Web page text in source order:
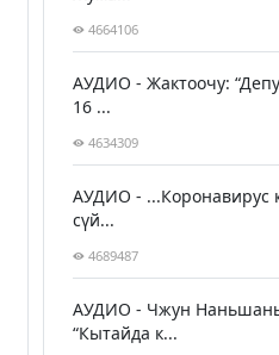
4664106
АУДИО - Жактоочу:
16 ...
4634309
АУДИО - ...Коронавирус
сүй...
4689487
АУДИО - Чжун
“Кытайда к...